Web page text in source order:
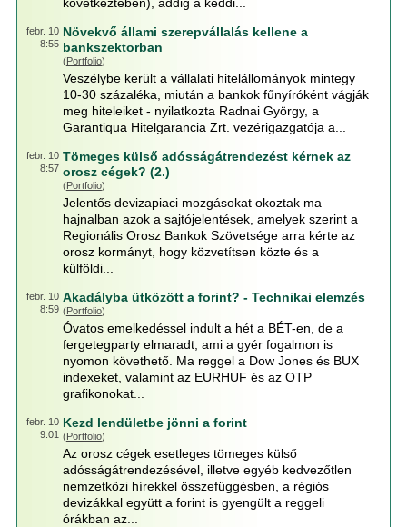
febr. 10
8:55
Növekvő állami szerepvállalás kellene a
bankszektorban
(Portfolio)
Veszélybe került a vállalati hitelállományok mintegy
10-30 százaléka, miután a bankok fűnyíróként vágják
meg hiteleiket - nyilatkozta Radnai György, a
Garantiqua Hitelgarancia Zrt. vezérigazgatója a...
febr. 10
8:57
Tömeges külső adósságátrendezést kérnek az
orosz cégek? (2.)
(Portfolio)
Jelentős devizapiaci mozgásokat okoztak ma
hajnalban azok a sajtójelentések, amelyek szerint a
Regionális Orosz Bankok Szövetsége arra kérte az
orosz kormányt, hogy közvetítsen közte és a
külföldi...
febr. 10
8:59
Akadályba ütközött a forint? - Technikai elemzés
(Portfolio)
Óvatos emelkedéssel indult a hét a BÉT-en, de a
fergetegparty elmaradt, ami a gyér fogalmon is
nyomon követhető. Ma reggel a Dow Jones és BUX
indexeket, valamint az EURHUF és az OTP
grafikonokat...
febr. 10
9:01
Kezd lendületbe jönni a forint
(Portfolio)
Az orosz cégek esetleges tömeges külső
adósságátrendezésével, illetve egyéb kedvezőtlen
nemzetközi hírekkel összefüggésben, a régiós
devizákkal együtt a forint is gyengült a reggeli
órákban az...